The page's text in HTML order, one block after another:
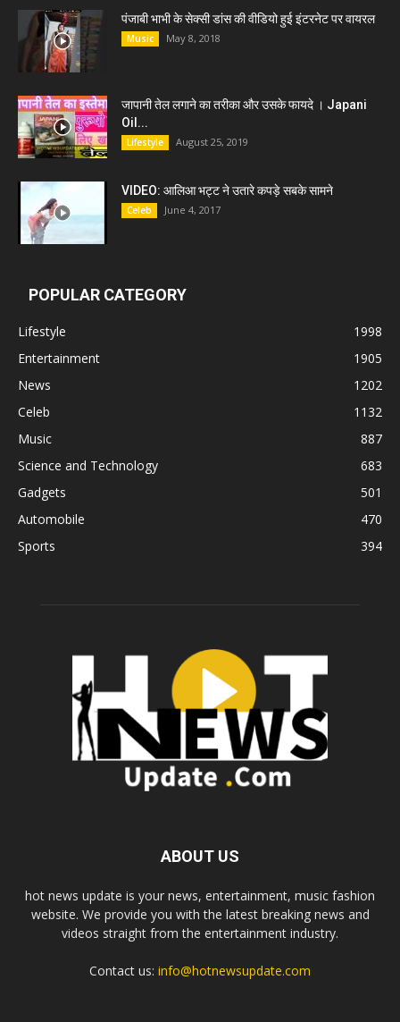
पंजाबी भाभी के सेक्सी डांस की वीडियो हुई इंटरनेट पर वायरल
Music May 8, 2018
जापानी तेल लगाने का तरीका और उसके फायदे । Japani
Oil...
Lifestyle August 25, 2019
VIDEO: आलिआ भट्ट ने उतारे कपड़े सबके सामने
Celeb June 4, 2017
POPULAR CATEGORY
Lifestyle
1998
Entertainment
1905
News
1202
Celeb
1132
Music
887
Science and Technology
683
Gadgets
501
Automobile
470
Sports
394
ABOUT US
hot news update is your news, entertainment, music fashion
website. We provide you with the latest breaking news and
videos straight from the entertainment industry.
Contact us: info@hotnewsupdate.com